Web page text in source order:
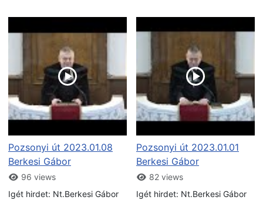
Pozsonyi út 2023.01.08
Berkesi Gábor
96 views
Igét hirdet: Nt.Berkesi Gábor
Pozsonyi út 2023.01.01
Berkesi Gábor
82 views
Igét hirdet: Nt.Berkesi Gábor